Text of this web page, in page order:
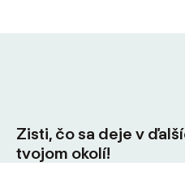
Zisti, čo sa deje v
tvojom okolí!